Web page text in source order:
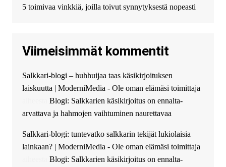
документов? Тогда обратитесь
guest_4889 :Cmon Suomi 👏
The Admin: High five! You’ve
successfully installed Simple
Ajax Chat.
5 toimivaa vinkkiä, joilla toivut synnytyksestä nopeasti
Viimeisimmät kommentit
Salkkari-blogi – huhhuijaa taas käsikirjoituksen
laiskuutta | ModerniMedia - Ole oman elämäsi toimittaja
Blogi: Salkkarien käsikirjoitus on ennalta-
arvattava ja hahmojen vaihtuminen naurettavaa
Salkkari-blogi: tuntevatko salkkarin tekijät lukiolaisia
lainkaan? | ModerniMedia - Ole oman elämäsi toimittaja
Blogi: Salkkarien käsikirjoitus on ennalta-